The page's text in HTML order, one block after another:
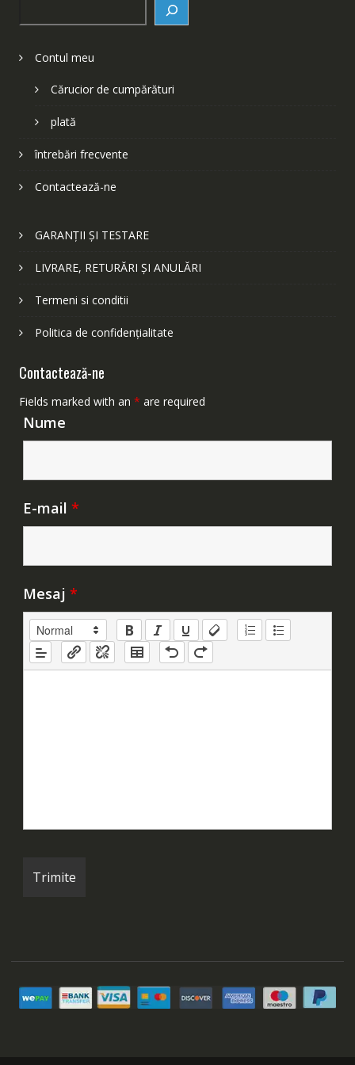
Contul meu
Cărucior de cumpărături
plată
întrebări frecvente
Contactează-ne
GARANȚII ȘI TESTARE
LIVRARE, RETURĂRI ȘI ANULĂRI
Termeni si conditii
Politica de confidențialitate
Contactează-ne
Fields marked with an * are required
Nume
E-mail *
Mesaj *